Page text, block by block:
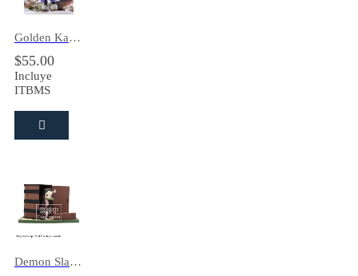
Golden Kamuy Asirpa Pop Up Parade
$55.00
Incluye
ITBMS
Demon Slayer – Calendario Perpetuo Nezuko